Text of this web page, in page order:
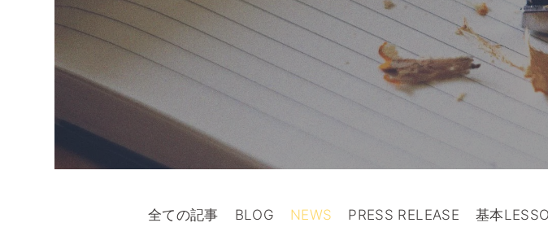
全ての記事 BLOG NEWS PRESS RELEASE 基本